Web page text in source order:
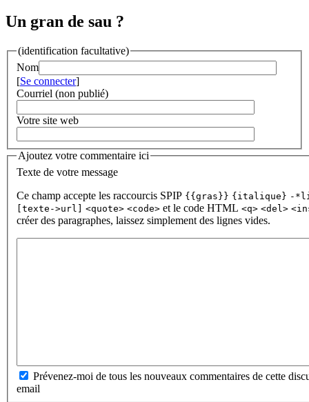
Un gran de sau ?
(identification facultative)
Nom
[Se connecter]
Courriel (non publié)
Votre site web
Ajoutez votre commentaire ici
Texte de votre message
Ce champ accepte les raccourcis SPIP {{gras}} {italique} -
[texte->url]
<quote> <code> et le code HTML <q> <del>
créer des paragraphes, laissez simplement des lignes vides.
Prévenez-moi de tous les nouveaux commentaires de cette
email